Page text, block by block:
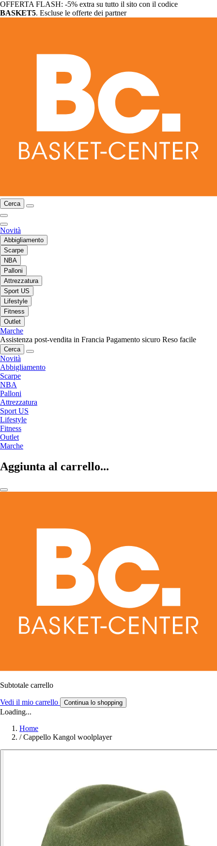
OFFERTA FLASH: -5% extra su tutto il sito con il codice
BASKET5. Escluse le offerte dei partner
Cerca
Novità
Abbigliamento
Scarpe
NBA
Palloni
Attrezzatura
Sport US
Lifestyle
Fitness
Outlet
Marche
Assistenza post-vendita in Francia Pagamento sicuro Reso facile
Cerca
Novità
Abbigliamento
Scarpe
NBA
Palloni
Attrezzatura
Sport US
Lifestyle
Fitness
Outlet
Marche
Aggiunta al carrello...
Subtotale carrello
Vedi il mio carrello Continua lo shopping
Loading...
Home
/ Cappello Kangol woolplayer